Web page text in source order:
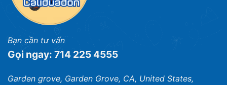
Bạn cần tư vấn
Gọi ngay: 714 225 4555
Garden grove, Garden Grove, CA, United States,